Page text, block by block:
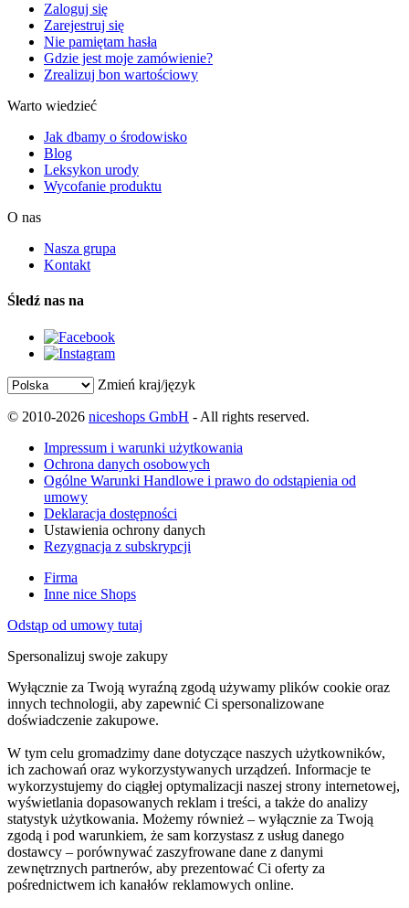
Zaloguj się
Zarejestruj się
Nie pamiętam hasła
Gdzie jest moje zamówienie?
Zrealizuj bon wartościowy
Warto wiedzieć
Jak dbamy o środowisko
Blog
Leksykon urody
Wycofanie produktu
O nas
Nasza grupa
Kontakt
Śledź nas na
Zmień kraj/język
© 2010-2026 niceshops GmbH - All rights reserved.
Impressum i warunki użytkowania
Ochrona danych osobowych
Ogólne Warunki Handlowe i prawo do odstąpienia od
umowy
Deklaracja dostępności
Ustawienia ochrony danych
Rezygnacja z subskrypcji
Firma
Inne nice Shops
Odstąp od umowy tutaj
Spersonalizuj swoje zakupy
Wyłącznie za Twoją wyraźną zgodą używamy plików cookie oraz
innych technologii, aby zapewnić Ci spersonalizowane
doświadczenie zakupowe.
W tym celu gromadzimy dane dotyczące naszych użytkowników,
ich zachowań oraz wykorzystywanych urządzeń. Informacje te
wykorzystujemy do ciągłej optymalizacji naszej strony internetowej,
wyświetlania dopasowanych reklam i treści, a także do analizy
statystyk użytkowania. Możemy również – wyłącznie za Twoją
zgodą i pod warunkiem, że sam korzystasz z usług danego
dostawcy – porównywać zaszyfrowane dane z danymi
zewnętrznych partnerów, aby prezentować Ci oferty za
pośrednictwem ich kanałów reklamowych online.